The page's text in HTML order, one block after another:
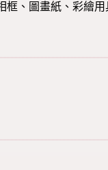
、圖畫紙、彩繪用